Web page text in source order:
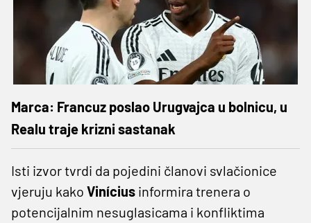
Marca: Francuz poslao Urugvajca u bolnicu, u
Realu traje krizni sastanak
Isti izvor tvrdi da pojedini članovi svlačionice
vjeruju kako Vinícius informira trenera o
potencijalnim nesuglasicama i konfliktima